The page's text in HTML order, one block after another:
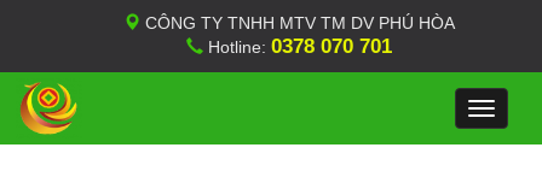
CÔNG TY TNHH MTV TM DV PHÚ HÒA
Hotline: 0378 070 701
Toggle